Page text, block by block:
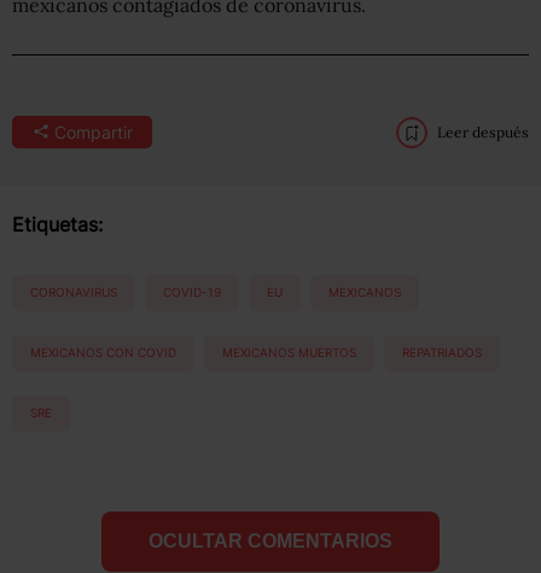
Compartir Leer después
Etiquetas:
CORONAVIRUS COVID-19 EU MEXICANOS
MEXICANOS CON COVID MEXICANOS MUERTOS REPATRIADOS
SRE
OCULTAR COMENTARIOS